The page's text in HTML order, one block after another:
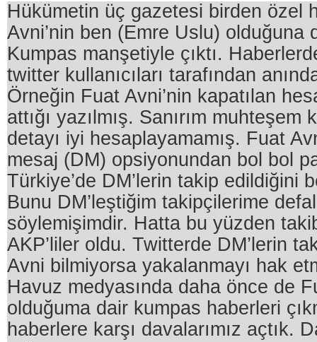
Hükümetin üç gazetesi birden özel
Avni’nin ben (Emre Uslu) olduğuna
Kumpas manşetiyle çıktı.
twitter kullanıcıları tarafından
Örneğin Fuat Avni’nin kapatılan
attığı yazılmış. Sanırım muhteşem
detayı iyi hesaplayamamış. Fuat
mesaj (DM) opsiyonundan bol bol
Türkiye’de DM’lerin takip edildiğini
Bunu DM’leştiğim takipçilerime
söylemişimdir. Hatta bu yüzden
AKP’liler oldu. Twitterde DM’lerin
Avni bilmiyorsa yakalanmayı hak
Havuz medyasında daha önce de
olduğuma dair kumpas haberleri
haberlere karşı davalarımız açtık.